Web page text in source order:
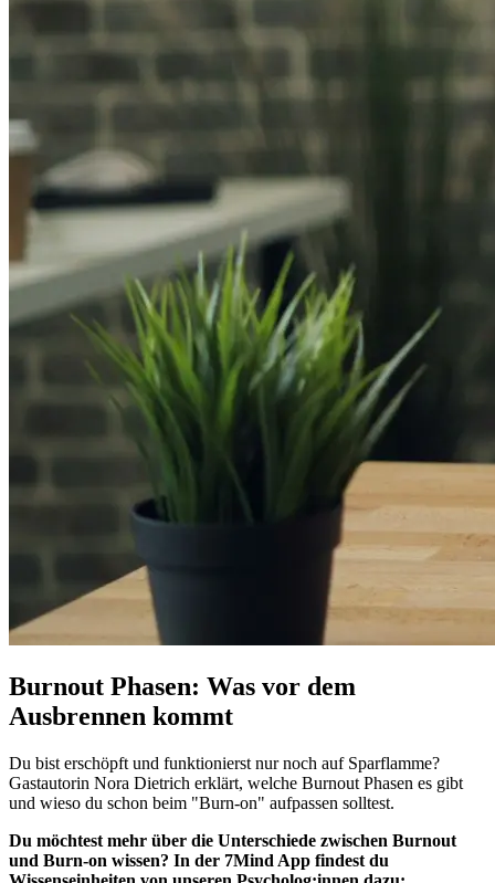
Burnout Phasen: Was vor dem
Ausbrennen kommt
Du bist erschöpft und funktionierst nur noch auf Sparflamme?
Gastautorin Nora Dietrich erklärt, welche Burnout Phasen es gibt
und wieso du schon beim "Burn-on" aufpassen solltest.
Du möchtest mehr über die Unterschiede zwischen Burnout
und Burn-on wissen? In der 7Mind App findest du